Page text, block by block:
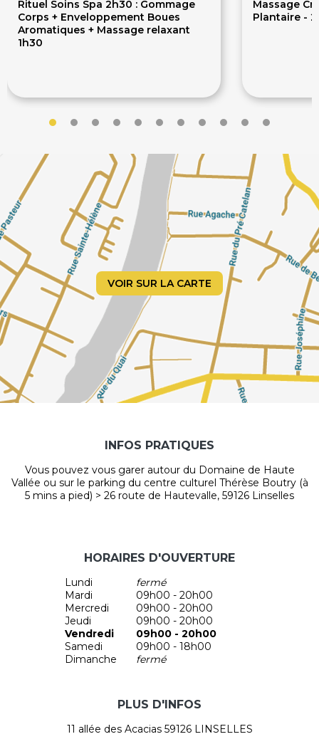
Rituel Soins Spa 2h30 : Gommage
Corps + Enveloppement Boues
Aromatiques + Massage relaxant
1h30
Massage
Plantaire -
VOIR SUR LA CARTE
INFOS PRATIQUES
Vous pouvez vous garer autour du Domaine de Haute
Vallée ou sur le parking du centre culturel Thérèse Boutry (à
5 mins a pied) > 26 route de Hautevalle, 59126 Linselles
HORAIRES D'OUVERTURE
Lundi
fermé
Mardi
09h00 - 20h00
Mercredi
09h00 - 20h00
Jeudi
09h00 - 20h00
Vendredi
09h00 - 20h00
Samedi
09h00 - 18h00
Dimanche
fermé
PLUS D'INFOS
11 allée des Acacias 59126 LINSELLES